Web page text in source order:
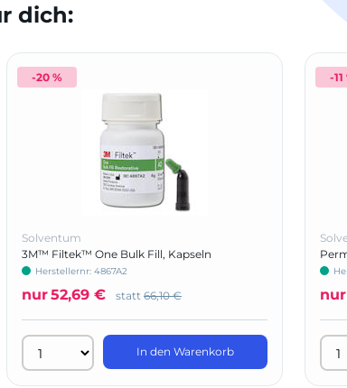
dich:
-20 %
Solventum
3M™ Filtek™ One Bulk Fill, Kapseln
Herstellernr: 4867A2
nur52,69 € statt 66,10 €
In den Warenkorb
-11
nur